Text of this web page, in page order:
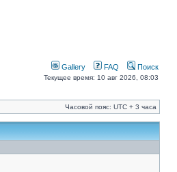
Gallery FAQ Поиск
Текущее время: 10 авг 2026, 08:03
Часовой пояс: UTC + 3 часа